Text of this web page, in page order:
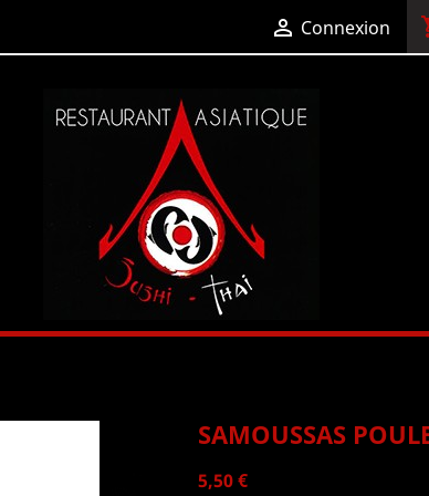
 Connexion
SAMOUSSAS
5,50 €